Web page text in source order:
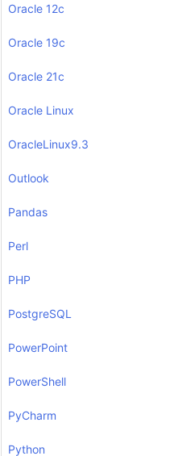
Oracle 12c
Oracle 19c
Oracle 21c
Oracle Linux
OracleLinux9.3
Outlook
Pandas
Perl
PHP
PostgreSQL
PowerPoint
PowerShell
PyCharm
Python